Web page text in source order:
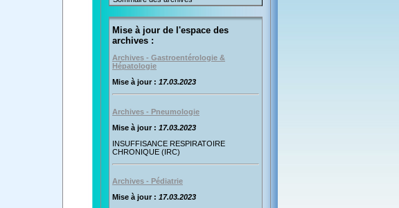
Mise à jour de l'espace des
archives :
Archives - Gastroentérologie &
Hépatologie
Mise à jour : 17.03.2023
Archives - Pneumologie
Mise à jour : 17.03.2023
INSUFFISANCE RESPIRATOIRE
CHRONIQUE (IRC)
Archives - Pédiatrie
Mise à jour : 17.03.2023